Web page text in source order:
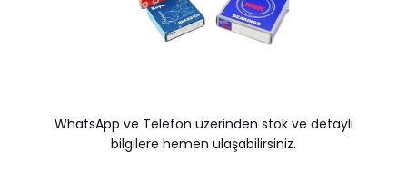
WhatsApp ve Telefon üzerinden stok ve detaylı
bilgilere hemen ulaşabilirsiniz.